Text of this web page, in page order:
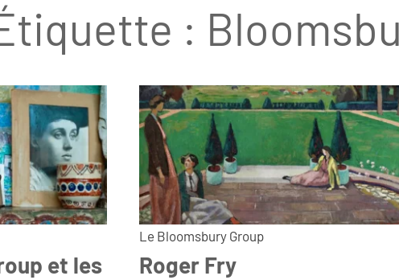
:
et les
Le Bloomsbury Group
Roger Fry